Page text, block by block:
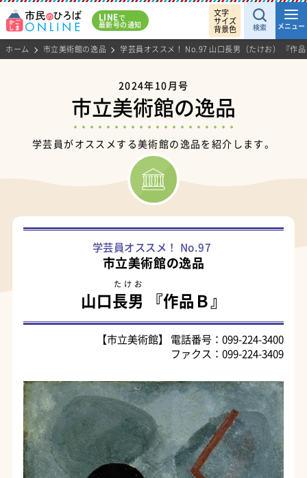
LINEで
最新号の通知
文字
サイズ
背景色 検索 メニュー
ホーム 市立美術館の逸品 学芸員オススメ！ No.97 山口長男（たけお） 『作
2024年10月号
市立美術館の逸品
学芸員がオススメする美術館の逸品を紹介します。
学芸員オススメ！ No.97
市立美術館の逸品
山口長男
たけお
『作品Ｂ』
【市立美術館】 電話番号：099-224-3400
ファクス：099-224-3409